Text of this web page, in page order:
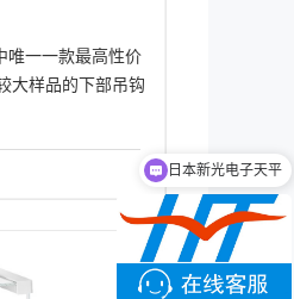
唯一一款最高性价
大样品的下部吊钩
日本新光电子天平